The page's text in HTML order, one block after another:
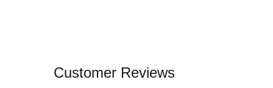
Customer Reviews